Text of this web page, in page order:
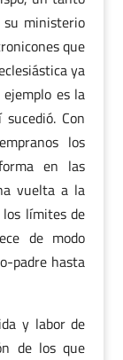
su ministerio
que
ya
es la
Con
los
en las
vuelta a la
los límites de
de modo
padre hasta
y labor de
de los que